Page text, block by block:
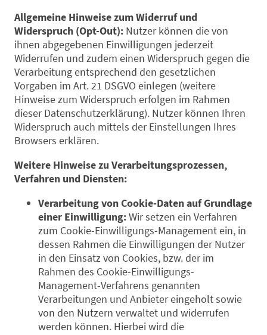
Allgemeine Hinweise zum Widerruf und
Widerspruch (Opt-Out): Nutzer können die von
ihnen abgegebenen Einwilligungen jederzeit
Widerrufen und zudem einen Widerspruch gegen die
Verarbeitung entsprechend den gesetzlichen
Vorgaben im Art. 21 DSGVO einlegen (weitere
Hinweise zum Widerspruch erfolgen im Rahmen
dieser Datenschutzerklärung). Nutzer können Ihren
Widerspruch auch mittels der Einstellungen Ihres
Browsers erklären.
Weitere Hinweise zu Verarbeitungsprozessen,
Verfahren und Diensten:
Verarbeitung von Cookie-Daten auf Grundlage
einer Einwilligung:Wir setzen ein Verfahren
zum Cookie-Einwilligungs-Management ein, in
dessen Rahmen die Einwilligungen der Nutzer
in den Einsatz von Cookies, bzw. der im
Rahmen des Cookie-Einwilligungs-
Management-Verfahrens genannten
Verarbeitungen und Anbieter eingeholt sowie
von den Nutzern verwaltet und widerrufen
werden können. Hierbei wird die